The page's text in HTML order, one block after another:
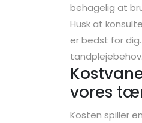
behagelig at
Husk at
er bedst for
tandplejebehov.
vores
Kosten spiller